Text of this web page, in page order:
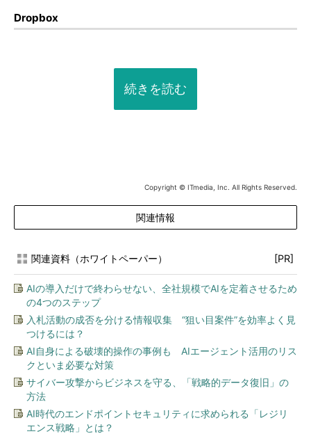
Dropbox
続きを読む
Copyright © ITmedia, Inc. All Rights Reserved.
関連情報
関連資料（ホワイトペーパー） [PR]
AIの導入だけで終わらせない、全社規模でAIを定着させるため
の4つのステップ
入札活動の成否を分ける情報収集 “狙い目案件”を効率よく見
つけるには？
AI自身による破壊的操作の事例も AIエージェント活用のリス
クといま必要な対策
サイバー攻撃からビジネスを守る、「戦略的データ復旧」の
方法
AI時代のエンドポイントセキュリティに求められる「レジリ
エンス戦略」とは？